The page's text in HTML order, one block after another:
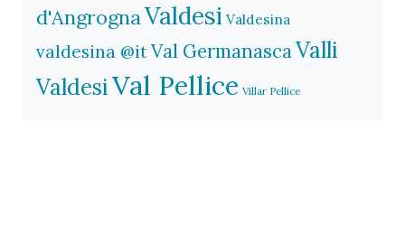
d'AngrognaValdesi Valdesina
valdesina @itVal GermanascaValli
ValdesiVal Pellice Villar Pellice